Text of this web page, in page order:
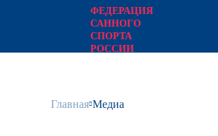
ФЕДЕРАЦИЯ
САННОГО
СПОРТА
РОССИИ
Главная Медиа